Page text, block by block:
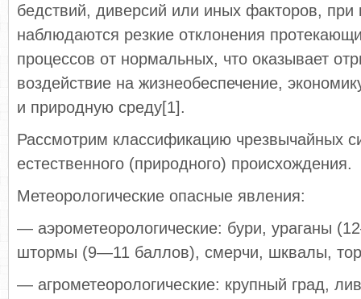
бедствий, диверсий или иных факторов, при
наблюдаются резкие отклонения
процессов от нормальных, что оказывает
воздействие на жизнеобеспечение,
и природную среду[1].
Рассмотрим классификацию чрезвычайных
естественного (природного) происхождения.
Метеорологические опасные явления:
— аэрометеорологические: бури, ураганы
штормы (9—11 баллов), смерчи, шквалы,
— агрометеорологические: крупный град,